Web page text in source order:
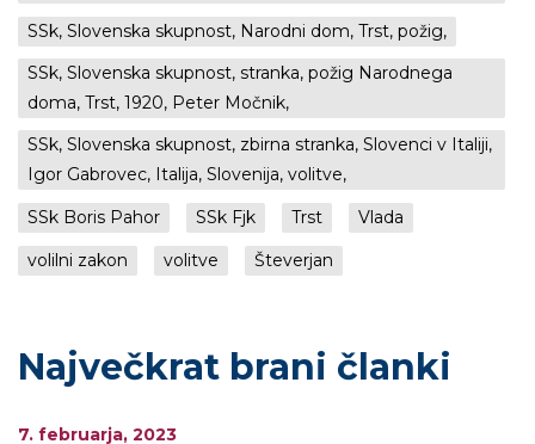
SSk, Slovenska skupnost, Narodni dom, Trst, požig,
SSk, Slovenska skupnost, stranka, požig Narodnega
doma, Trst, 1920, Peter Močnik,
SSk, Slovenska skupnost, zbirna stranka, Slovenci v Italiji,
Igor Gabrovec, Italija, Slovenija, volitve,
SSk Boris Pahor
SSk Fjk Trst
Vlada
volilni zakon
volitve Števerjan
Največkrat brani članki
7. februarja, 2023